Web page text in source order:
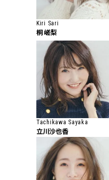
Kiri Sari
桐 嵯梨
Tachikawa Sayaka
立川沙也香